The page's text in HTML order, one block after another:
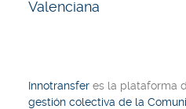
Valenciana
Innotransfer es la plataforma
gestión colectiva de la